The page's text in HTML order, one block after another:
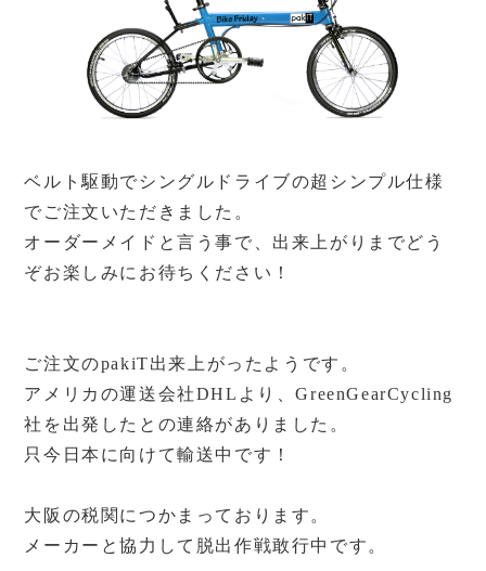
ベルト駆動でシングルドライブの超シンプル仕様
でご注文いただきました。
オーダーメイドと言う事で、出来上がりまでどう
ぞお楽しみにお待ちください！
ご注文のpakiT出来上がったようです。
アメリカの運送会社DHLより、GreenGearCycling
社を出発したとの連絡がありました。
只今日本に向けて輸送中です！
大阪の税関につかまっております。
メーカーと協力して脱出作戦敢行中です。